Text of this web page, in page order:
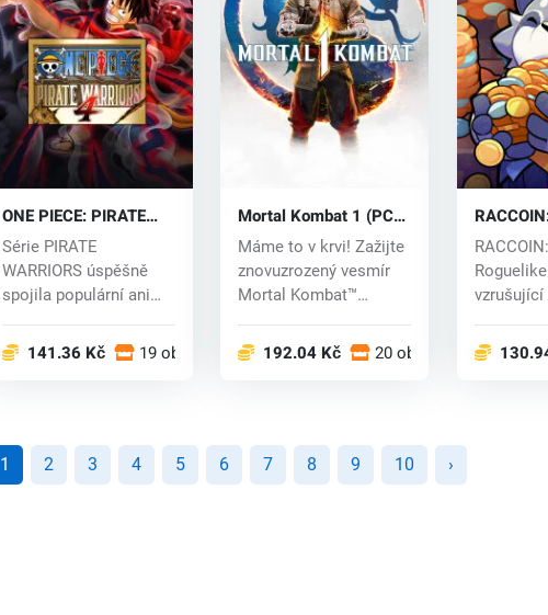
ONE PIECE: PIRATE
WARRIORS 4 (PC) key
Série PIRATE
WARRIORS úspěšně
spojila populární anime
napínavou...
141.36 Kč 19 obchodech
Mortal Kombat 1 (PC)
key
Máme to v krvi! Zažijte
znovuzrozený vesmír
Mortal Kombat™
192.04 Kč 20 obchodech
Roguelike
vzrušující
1 2 3 4 5 6 7 8 9 10 ›